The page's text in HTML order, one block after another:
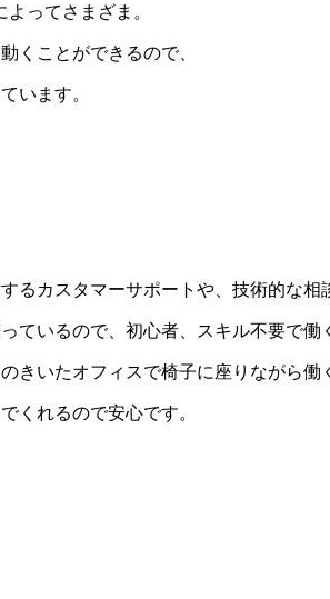
ってさまざま。
くことができるので、
います。
るカスタマーサポートや、技術的な
ているので、初心者、スキル不要で働
きいたオフィスで椅子に座りながら
くれるので安心です。